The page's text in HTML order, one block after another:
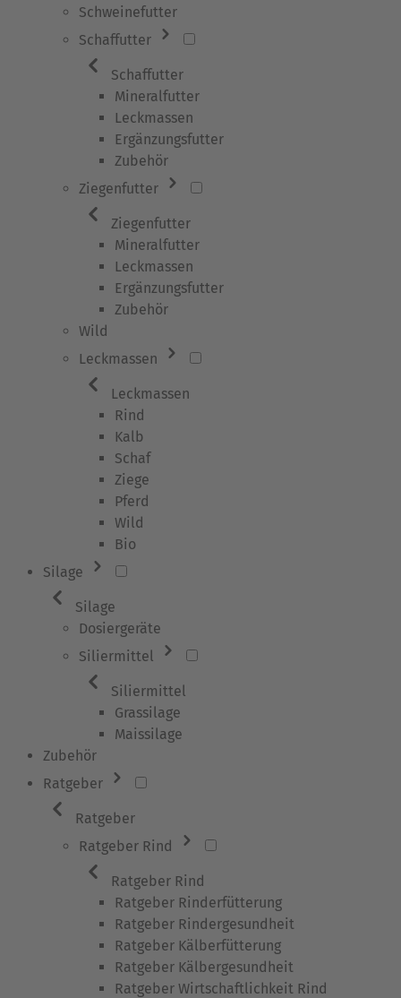
Schweinefutter
Schaffutter
Schaffutter
Mineralfutter
Leckmassen
Ergänzungsfutter
Zubehör
Ziegenfutter
Ziegenfutter
Mineralfutter
Leckmassen
Ergänzungsfutter
Zubehör
Wild
Leckmassen
Leckmassen
Rind
Kalb
Schaf
Ziege
Pferd
Wild
Bio
Silage
Silage
Dosiergeräte
Siliermittel
Siliermittel
Grassilage
Maissilage
Zubehör
Ratgeber
Ratgeber
Ratgeber Rind
Ratgeber Rind
Ratgeber Rinderfütterung
Ratgeber Rindergesundheit
Ratgeber Kälberfütterung
Ratgeber Kälbergesundheit
Ratgeber Wirtschaftlichkeit Rind